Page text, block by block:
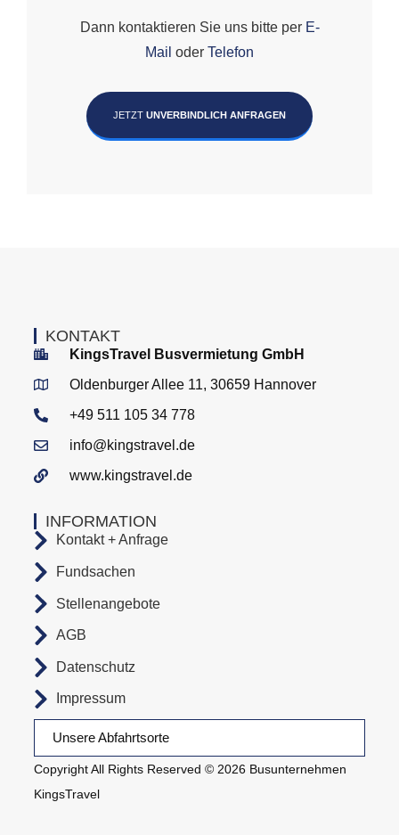
Dann kontaktieren Sie uns bitte per E-
Mail oder Telefon
JETZT UNVERBINDLICH ANFRAGEN
Copyright All Rights Reserved © 2026 Busunternehmen
KingsTravel
Unsere Abfahrtsorte
INFORMATION
Kontakt + Anfrage
Fundsachen
Stellenangebote
AGB
Datenschutz
Impressum
KONTAKT
KingsTravel Busvermietung GmbH
Oldenburger Allee 11, 30659 Hannover
+49 511 105 34 778
info@kingstravel.de
www.kingstravel.de